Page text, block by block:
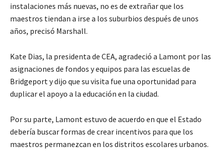
instalaciones más nuevas, no es de extrañar que los
maestros tiendan a irse a los suburbios después de unos
años, precisó Marshall.
Kate Dias, la presidenta de CEA, agradeció a Lamont por las
asignaciones de fondos y equipos para las escuelas de
Bridgeport y dijo que su visita fue una oportunidad para
duplicar el apoyo a la educación en la ciudad.
Por su parte, Lamont estuvo de acuerdo en que el Estado
debería buscar formas de crear incentivos para que los
maestros permanezcan en los distritos escolares urbanos.